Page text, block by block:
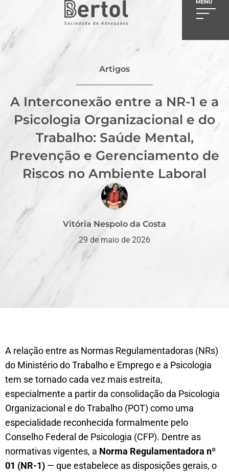
Artigos
A Interconexão entre a NR-1 e a
Psicologia Organizacional e do
Trabalho: Saúde Mental,
Prevenção e Gerenciamento de
Riscos no Ambiente Laboral
Vitória Nespolo da Costa
29 de maio de 2026
A relação entre as Normas Regulamentadoras (NRs)
do Ministério do Trabalho e Emprego e a Psicologia
tem se tornado cada vez mais estreita,
especialmente a partir da consolidação da Psicologia
Organizacional e do Trabalho (POT) como uma
especialidade reconhecida formalmente pelo
Conselho Federal de Psicologia (CFP). Dentre as
normativas vigentes, a Norma Regulamentadora nº
01 (NR-1) — que estabelece as disposições gerais, o